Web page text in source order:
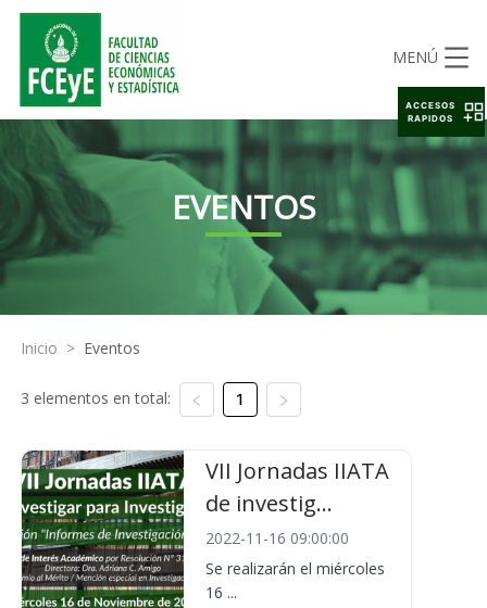
MENÚ
EVENTOS
Inicio > Eventos
3 elementos en total: 1
VII Jornadas IIATA
de investig...
2022-11-16 09:00:00
Se realizarán el miércoles
16 ...
ACCESOS
RAPIDOS